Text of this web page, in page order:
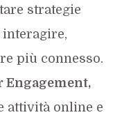
strategie
più connesso.
Engagement,
attività online e